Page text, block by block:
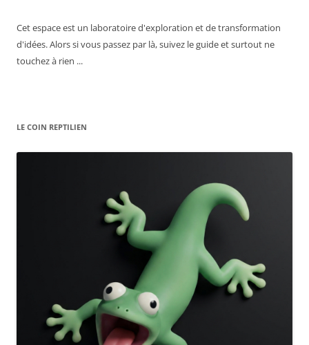
Cet espace est un laboratoire d'exploration et de transformation
d'idées. Alors si vous passez par là, suivez le guide et surtout ne
touchez à rien ...
LE COIN REPTILIEN